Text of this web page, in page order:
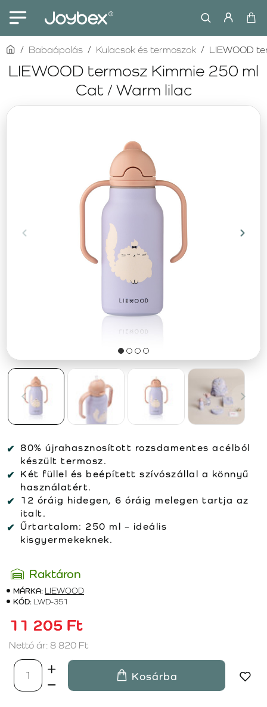
LIEWOOD termosz Kimmie 250 ml
Cat / Warm lilac
homeBabaápolás Kulacsok és termoszok LIEWOOD
80% újrahasznosított rozsdamentes acélból
készült termosz.
Két füllel és beépített szívószállal a könnyű
használatért.
12 óráig hidegen, 6 óráig melegen tartja az
italt.
Űrtartalom: 250 ml – ideális
kisgyermekeknek.
Raktáron
MÁRKA: LIEWOOD
KÓD: LWD-351
11 205 Ft
Nettó ár: 8 820 Ft
Kosárba